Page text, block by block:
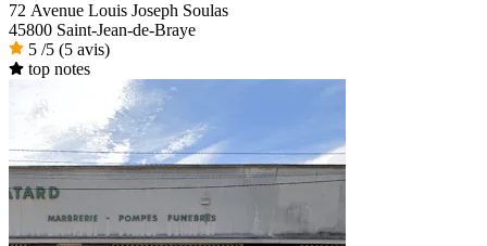
72 Avenue Louis Joseph Soulas
45800 Saint-Jean-de-Braye
5 /5 (5 avis)
top notes